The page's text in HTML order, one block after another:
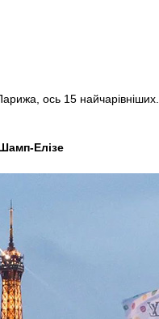
ось 15 найчарівніших.
Елізе